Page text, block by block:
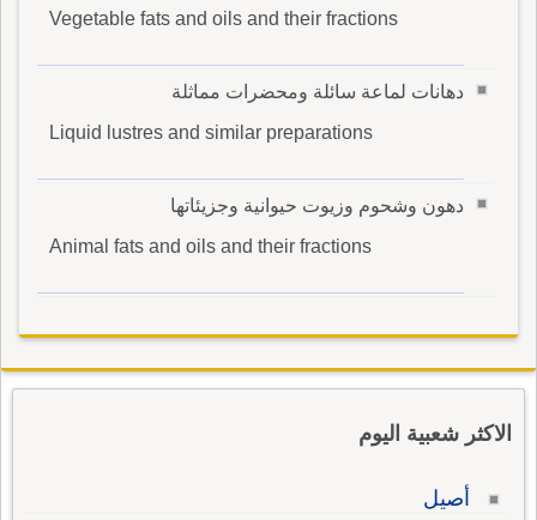
Vegetable fats and oils and their fractions
دهانات لماعة سائلة ومحضرات مماثلة
Liquid lustres and similar preparations
دهون وشحوم وزيوت حيوانية وجزيئاتها
Animal fats and oils and their fractions
الاكثر شعبية اليوم
أصيل